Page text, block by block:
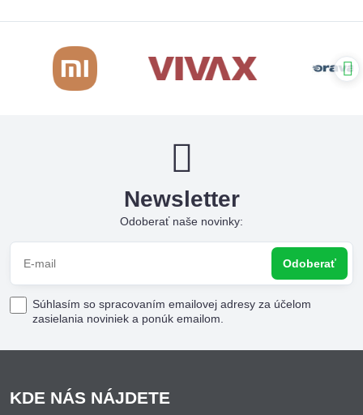
Newsletter
Odoberať naše novinky:
Odoberať
Súhlasím so spracovaním emailovej adresy za účelom
zasielania noviniek a ponúk emailom.
KDE NÁS NÁJDETE